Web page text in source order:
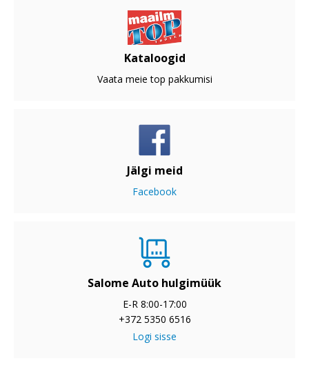
Kataloogid
Vaata meie top pakkumisi
Jälgi meid
Facebook
Salome Auto hulgimüük
E-R 8:00-17:00
+372 5350 6516
Logi sisse